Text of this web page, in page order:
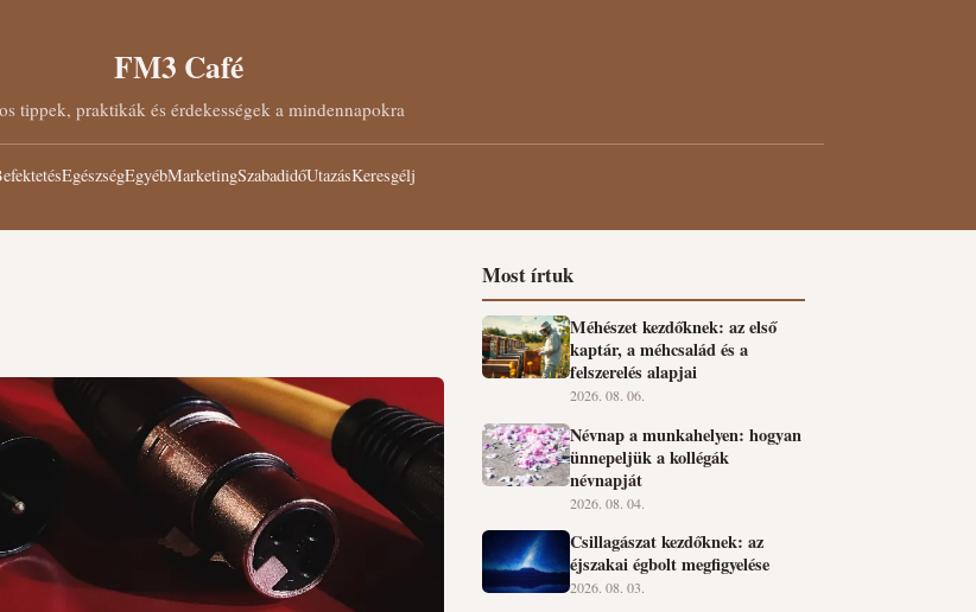
FM3 Café
tippek, praktikák és érdekességek a mindennapokra
EgészségEgyébMarketingSzabadidőUtazásKeresgélj
Most írtuk
Méhészet kezdőknek: az első
kaptár, a méhcsalád és a
felszerelés alapjai
2026. 08. 06.
Névnap a munkahelyen: hogyan
ünnepeljük a kollégák
névnapját
2026. 08. 04.
Csillagászat kezdőknek: az
éjszakai égbolt megfigyelése
2026. 08. 03.